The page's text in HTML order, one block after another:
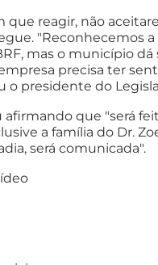
que reagir, não
"Reconhecemos a
mas o município dá
precisa ter
o presidente do
afirmando que "será
a família do Dr.
será comunicada".